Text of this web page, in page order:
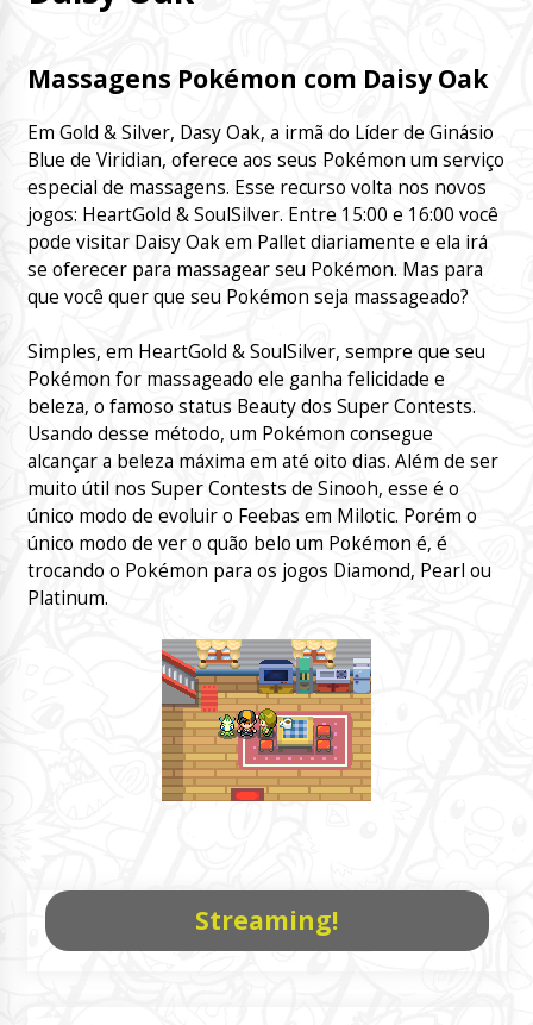
Massagens Pokémon com Daisy Oak
Em Gold & Silver, Dasy Oak, a irmã do Líder de Ginásio
Blue de Viridian, oferece aos seus Pokémon um serviço
especial de massagens. Esse recurso volta nos novos
jogos: HeartGold & SoulSilver. Entre 15:00 e 16:00 você
pode visitar Daisy Oak em Pallet diariamente e ela irá
se oferecer para massagear seu Pokémon. Mas para
que você quer que seu Pokémon seja massageado?
Simples, em HeartGold & SoulSilver, sempre que seu
Pokémon for massageado ele ganha felicidade e
beleza, o famoso status Beauty dos Super Contests.
Usando desse método, um Pokémon consegue
alcançar a beleza máxima em até oito dias. Além de ser
muito útil nos Super Contests de Sinooh, esse é o
único modo de evoluir o Feebas em Milotic. Porém o
único modo de ver o quão belo um Pokémon é, é
trocando o Pokémon para os jogos Diamond, Pearl ou
Platinum.
Streaming!